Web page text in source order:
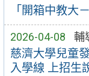
「開箱中教大
2026-04-08 輔
慈濟大學兒童
入學線 上招生